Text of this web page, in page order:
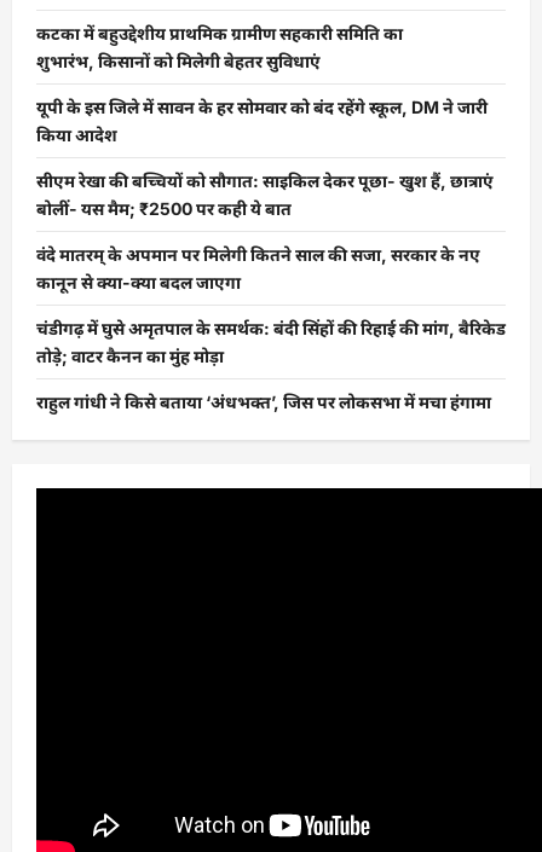
कटका में बहुउद्देशीय प्राथमिक ग्रामीण सहकारी समिति का
शुभारंभ, किसानों को मिलेगी बेहतर सुविधाएं
यूपी के इस जिले में सावन के हर सोमवार को बंद रहेंगे स्कूल, DM ने जारी
किया आदेश
सीएम रेखा की बच्चियों को सौगात: साइकिल देकर पूछा- खुश हैं, छात्राएं
बोलीं- यस मैम; ₹2500 पर कही ये बात
वंदे मातरम् के अपमान पर मिलेगी कितने साल की सजा, सरकार के नए
कानून से क्या-क्या बदल जाएगा
चंडीगढ़ में घुसे अमृतपाल के समर्थक: बंदी सिंहों की रिहाई की मांग, बैरिकेड
तोड़े; वाटर कैनन का मुंह मोड़ा
राहुल गांधी ने किसे बताया ‘अंधभक्त’, जिस पर लोकसभा में मचा हंगामा